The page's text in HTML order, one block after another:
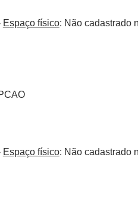
Espaço físico: Não cadastrado
Espaço físico: Não cadastrado